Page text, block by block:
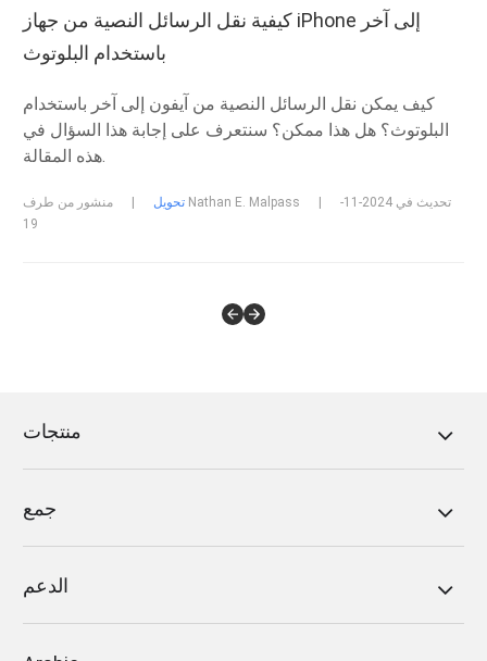
كيفية نقل الرسائل النصية من جهاز iPhone إلى آخر
باستخدام البلوتوث
كيف يمكن نقل الرسائل النصية من آيفون إلى آخر باستخدام
البلوتوث؟ هل هذا ممكن؟ سنتعرف على إجابة هذا السؤال في
هذه المقالة.
تحويل منشور من طرف Nathan E. Malpass
تحديث في 2024-11-
19
منتجات
جمع
الدعم